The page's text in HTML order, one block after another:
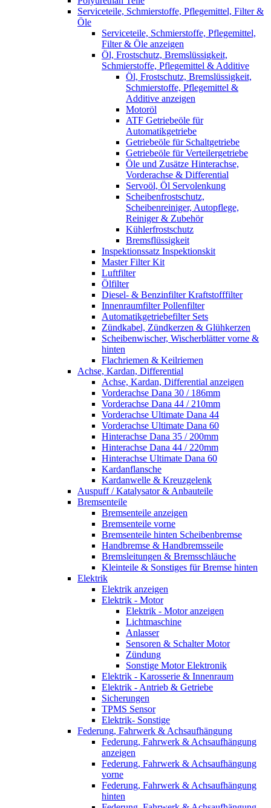
Serviceteile, Schmierstoffe, Pflegemittel, Filter &
Öle
Serviceteile, Schmierstoffe, Pflegemittel,
Filter & Öle anzeigen
Öl, Frostschutz, Bremslüssigkeit,
Schmierstoffe, Pflegemittel & Additive
Öl, Frostschutz, Bremslüssigkeit,
Schmierstoffe, Pflegemittel &
Additive anzeigen
Motoröl
ATF Getriebeöle für
Automatikgetriebe
Getriebeöle für Schaltgetriebe
Getriebeöle für Verteilergetriebe
Öle und Zusätze Hinterachse,
Vorderachse & Differential
Servoöl, Öl Servolenkung
Scheibenfrostschutz,
Scheibenreiniger, Autopflege,
Reiniger & Zubehör
Kühlerfrostschutz
Bremsflüssigkeit
Inspektionssatz Inspektionskit
Master Filter Kit
Luftfilter
Ölfilter
Diesel- & Benzinfilter Kraftstofffilter
Innenraumfilter Pollenfilter
Automatikgetriebefilter Sets
Zündkabel, Zündkerzen & Glühkerzen
Scheibenwischer, Wischerblätter vorne &
hinten
Flachriemen & Keilriemen
Achse, Kardan, Differential
Achse, Kardan, Differential anzeigen
Vorderachse Dana 30 / 186mm
Vorderachse Dana 44 / 210mm
Vorderachse Ultimate Dana 44
Vorderachse Ultimate Dana 60
Hinterachse Dana 35 / 200mm
Hinterachse Dana 44 / 220mm
Hinterachse Ultimate Dana 60
Kardanflansche
Kardanwelle & Kreuzgelenk
Auspuff / Katalysator & Anbauteile
Bremsenteile
Bremsenteile anzeigen
Bremsenteile vorne
Bremsenteile hinten Scheibenbremse
Handbremse & Handbremsseile
Bremsleitungen & Bremsschläuche
Kleinteile & Sonstiges für Bremse hinten
Elektrik
Elektrik anzeigen
Elektrik - Motor
Elektrik - Motor anzeigen
Lichtmaschine
Anlasser
Sensoren & Schalter Motor
Zündung
Sonstige Motor Elektronik
Elektrik - Karosserie & Innenraum
Elektrik - Antrieb & Getriebe
Sicherungen
TPMS Sensor
Elektrik- Sonstige
Federung, Fahrwerk & Achsaufhängung
Federung, Fahrwerk & Achsaufhängung
anzeigen
Federung, Fahrwerk & Achsaufhängung
vorne
Federung, Fahrwerk & Achsaufhängung
hinten